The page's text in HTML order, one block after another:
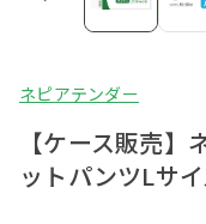
ネピアテンダー
【ケース販売
ットパンツLサ